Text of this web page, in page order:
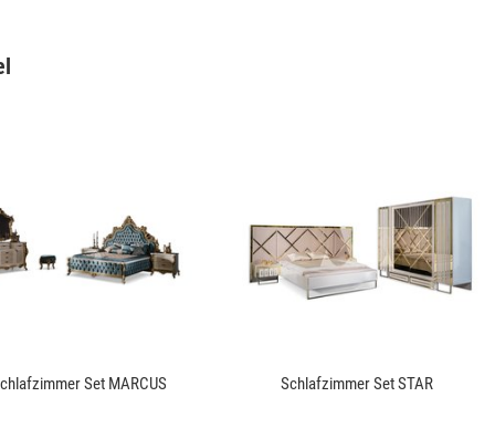
Set MARCUS Schlafzimmer Set STAR
159,99 €
Keramik